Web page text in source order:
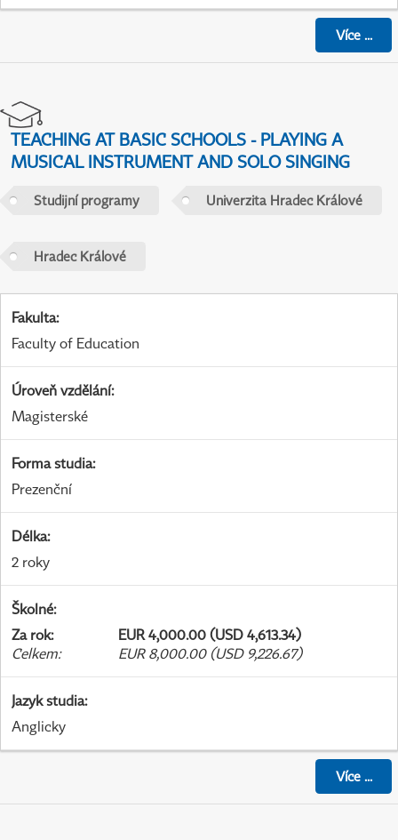
Více...
TEACHING AT BASIC SCHOOLS - PLAYING A
MUSICAL INSTRUMENT AND SOLO SINGING
Studijní programy Univerzita Hradec Králové
Hradec Králové
Fakulta:
Faculty of Education
Úroveň vzdělání:
Magisterské
Forma studia:
Prezenční
Délka:
2 roky
Školné:
Za rok:
EUR 4,000.00 (USD 4,613.34)
Celkem: EUR 8,000.00 (USD 9,226.67)
Jazyk studia:
Anglicky
Více...